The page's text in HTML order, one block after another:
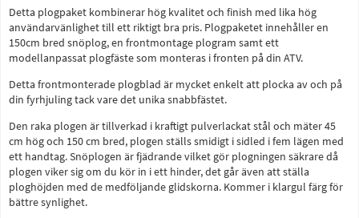
Detta plogpaket kombinerar hög kvalitet och finish med lika hög
användarvänlighet till ett riktigt bra pris. Plogpaketet innehåller en
150cm bred snöplog, en frontmontage plogram samt ett
modellanpassat plogfäste som monteras i fronten på din ATV.
Detta frontmonterade plogblad är mycket enkelt att plocka av och på
din fyrhjuling tack vare det unika snabbfästet.
Den raka plogen är tillverkad i kraftigt pulverlackat stål och mäter 45
cm hög och 150 cm bred, plogen ställs smidigt i sidled i fem lägen med
ett handtag. Snöplogen är fjädrande vilket gör plogningen säkrare då
plogen viker sig om du kör in i ett hinder, det går även att ställa
ploghöjden med de medföljande glidskorna. Kommer i klargul färg för
bättre synlighet.